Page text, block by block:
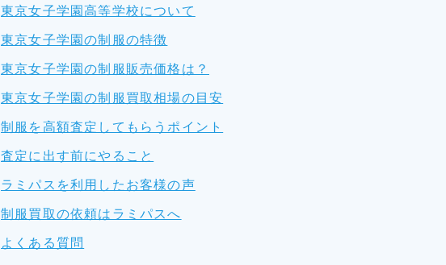
東京女子学園高等学校について
東京女子学園の制服の特徴
東京女子学園の制服販売価格は？
東京女子学園の制服買取相場の目安
制服を高額査定してもらうポイント
査定に出す前にやること
ラミパスを利用したお客様の声
制服買取の依頼はラミパスへ
よくある質問